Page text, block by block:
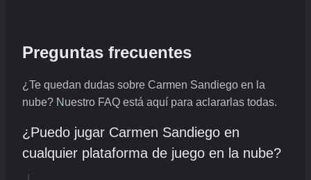
Preguntas frecuentes
¿Te quedan dudas sobre Carmen Sandiego en la
nube? Nuestro FAQ está aquí para aclararlas todas.
¿Puedo jugar Carmen Sandiego en
cualquier plataforma de juego en la nube?